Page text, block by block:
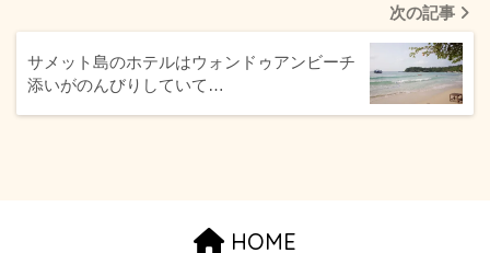
次の記事
サメット島のホテルはウォンドゥアンビーチ
添いがのんびりしていて…
HOME